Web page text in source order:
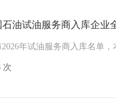
石油试油服务商入库企业
次